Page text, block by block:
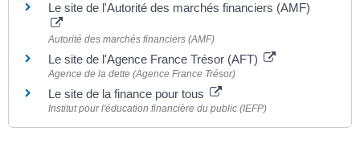
Le site de l'Autorité des marchés financiers (AMF)
Autorité des marchés financiers (AMF)
Le site de l'Agence France Trésor (AFT)
Agence de la dette (Agence France Trésor)
Le site de la finance pour tous
Institut pour l'éducation financière du public (IEFP)